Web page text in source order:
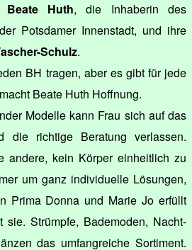
Beate Huth, die Inhaberin des
Potsdamer Innenstadt, und ihre
Schulz.
BH tragen, aber es gibt für jede
Beate Huth Hoffnung.
Modelle kann Frau sich auf das
die richtige Beratung verlassen.
andere, kein Körper einheitlich zu
um ganz individuelle Lösungen,
Prima Donna und Marie Jo erfüllt
sie. Strümpfe, Bademoden, Nacht-
das umfangreiche Sortiment.